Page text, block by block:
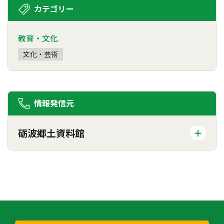
カテゴリー
教育・文化
文化・芸術
情報発信元
砺波郷土資料館